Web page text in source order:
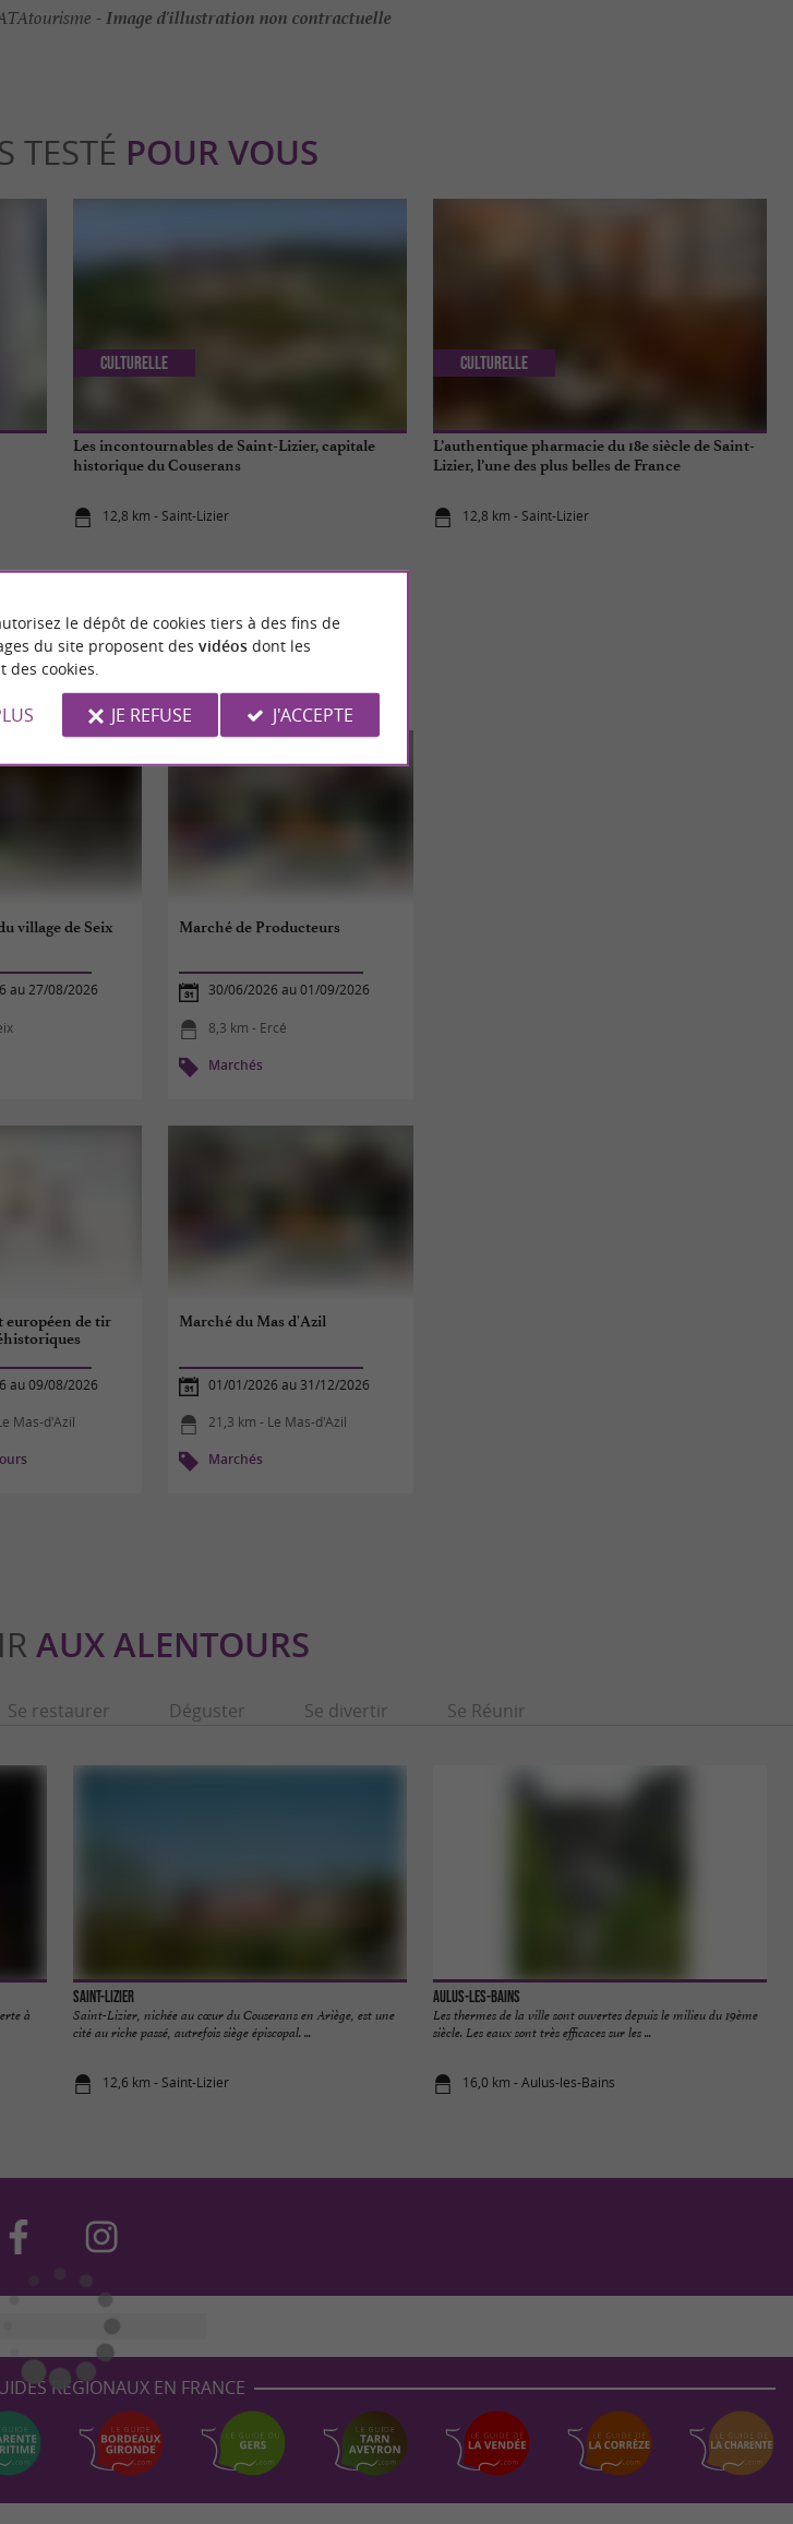
-Image d'illustration non contractuelle
TESTÉ POUR VOUS
Les incontournables de Saint-Lizier, capitale
historique du Couserans
12,8 km - Saint-Lizier
Culturelle
L’authentique pharmacie du 18e siècle de Saint-
Lizier, l’une des plus belles de France
12,8 km - Saint-Lizier
Culturelle
À PROXIMITÉ
village de Seix
au 27/08/2026
Marché de Producteurs
30/06/2026 au 01/09/2026
8,3 km - Ercé
Marchés
européen de tir
au 09/08/2026
Mas-d'Azil
Marché du Mas d'Azil
01/01/2026 au 31/12/2026
21,3 km - Le Mas-d'Azil
Marchés
AUX ALENTOURS
Se restaurer Déguster Se divertir Se Réunir
à
Saint-Lizier
Saint-Lizier, nichée au cœur du Couserans en Ariège, est une
cité au riche passé, autrefois siège épiscopal. ...
12,6 km - Saint-Lizier
Aulus-les-Bains
Les thermes de la ville sont ouvertes depuis le milieu du 19ème
siècle. Les eaux sont très efficaces sur les ...
16,0 km - Aulus-les-Bains
RÉGIONAUX EN FRANCE
le dépôt de cookies tiers à des fins de
du site proposent des vidéosdont les
cookies.
JE REFUSE J'ACCEPTE